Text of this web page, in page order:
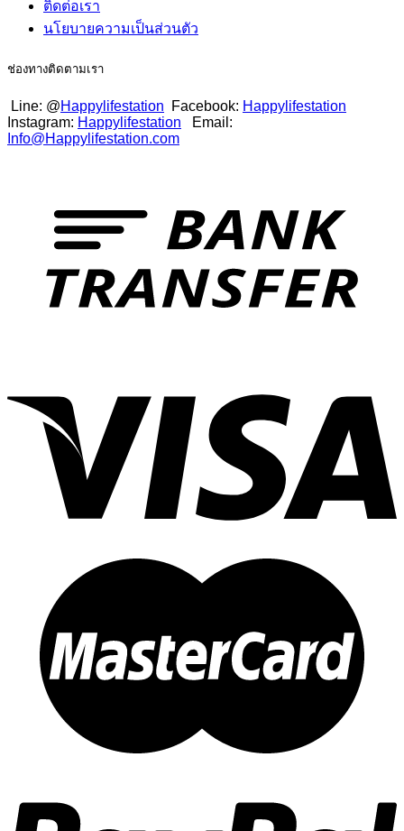
ติดต่อเรา
นโยบายความเป็นส่วนตัว
ช่องทางติดตามเรา
Line: @Happylifestation Facebook: Happylifestation
Instagram: Happylifestation
Email:
Info@Happylifestation.com